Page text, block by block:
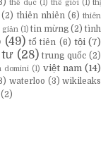
thể dục (1) thế giới (1) thị
(2) thiên nhiên (6) thiên
giản (1) tin mừng (2) tình
(49) tổ tiên (6) tội (7)
tư (28) trung quốc (2)
domini (1) việt nam (14)
waterloo (3) wikileaks
(2)